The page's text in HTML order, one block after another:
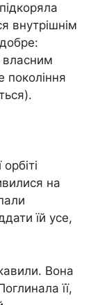
внутрішнім
власним
покоління
на
їй усе,
Вона
її,